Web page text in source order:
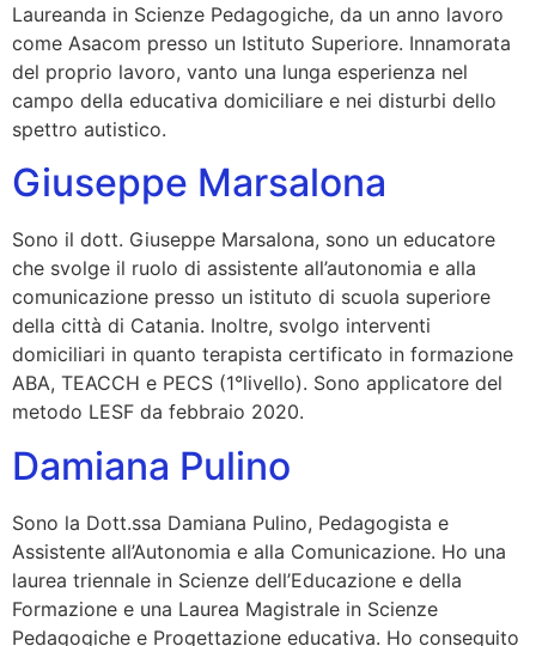
Laureanda in Scienze Pedagogiche, da un anno lavoro
come Asacom presso un Istituto Superiore. Innamorata
del proprio lavoro, vanto una lunga esperienza nel
campo della educativa domiciliare e nei disturbi dello
spettro autistico.
Giuseppe Marsalona
Sono il dott. Giuseppe Marsalona, sono un educatore
che svolge il ruolo di assistente all’autonomia e alla
comunicazione presso un istituto di scuola superiore
della città di Catania. Inoltre, svolgo interventi
domiciliari in quanto terapista certificato in formazione
ABA, TEACCH e PECS (1°livello). Sono applicatore del
metodo LESF da febbraio 2020.
Damiana Pulino
Sono la Dott.ssa Damiana Pulino, Pedagogista e
Assistente all’Autonomia e alla Comunicazione. Ho una
laurea triennale in Scienze dell’Educazione e della
Formazione e una Laurea Magistrale in Scienze
Pedagogiche e Progettazione educativa. Ho conseguito